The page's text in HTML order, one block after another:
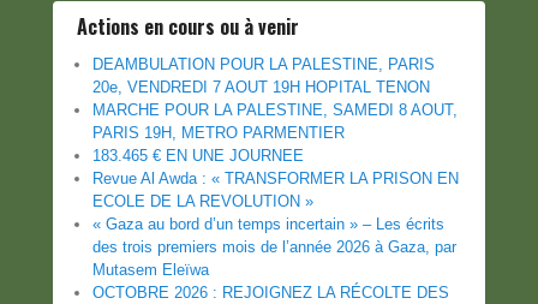
Actions en cours ou à venir
DEAMBULATION POUR LA PALESTINE, PARIS
20e, VENDREDI 7 AOUT 19H HOPITAL TENON
MARCHE POUR LA PALESTINE, SAMEDI 8 AOUT,
PARIS 19H, METRO PARMENTIER
183.465 € EN UNE JOURNEE
Revue Al Awda : « TRANSFORMER LA PRISON EN
ECOLE DE LA REVOLUTION »
« Gaza au bord d’un temps incertain » – Les écrits
des trois premiers mois de l’année 2026 à Gaza, par
Mutasem Eleïwa
OCTOBRE 2026 : REJOIGNEZ LA RÉCOLTE DES